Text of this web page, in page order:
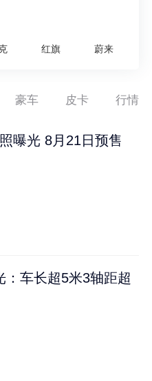
红旗 蔚来
豪车 皮卡 行情
曝光 8月21日预售
：车长超5米3轴距超